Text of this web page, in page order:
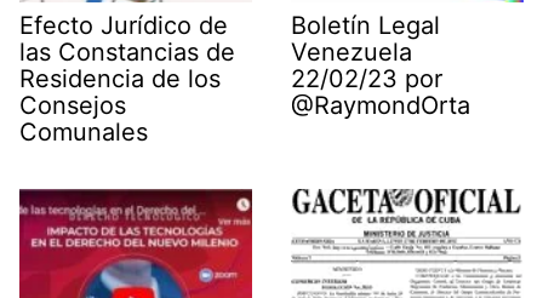
Efecto Jurídico de
las Constancias de
Residencia de los
Consejos
Comunales
Boletín Legal
Venezuela
22/02/23 por
@RaymondOrta